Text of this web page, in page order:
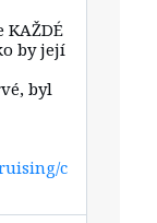
KAŽDÉ
by její
byl
c